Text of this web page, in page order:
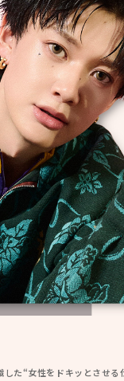
た“女性をドキッとさせる